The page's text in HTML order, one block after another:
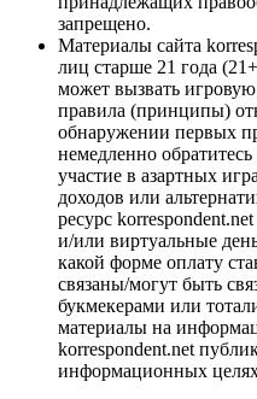
запрещено.
Материалы сайта
лиц старше 21 года
может вызвать
правила (принципы)
обнаружении первых
немедленно
участие в азартных
доходов или
ресурс
и/или виртуальные
какой форме оплату
связаны/могут быть
букмекерами или
материалы на
korrespondent.net
информационных